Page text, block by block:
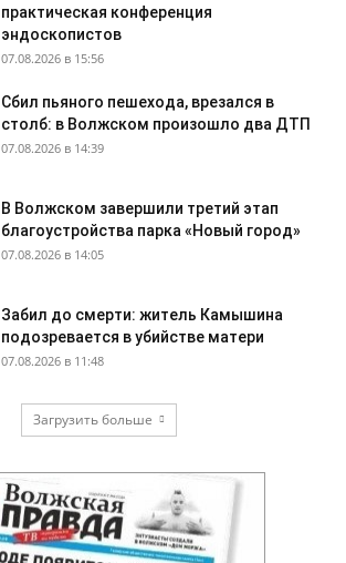
практическая конференция
эндоскопистов
07.08.2026 в 15:56
Сбил пьяного пешехода, врезался в
столб: в Волжском произошло два ДТП
07.08.2026 в 14:39
В Волжском завершили третий этап
благоустройства парка «Новый город»
07.08.2026 в 14:05
Забил до смерти: житель Камышина
подозревается в убийстве матери
07.08.2026 в 11:48
Загрузить больше